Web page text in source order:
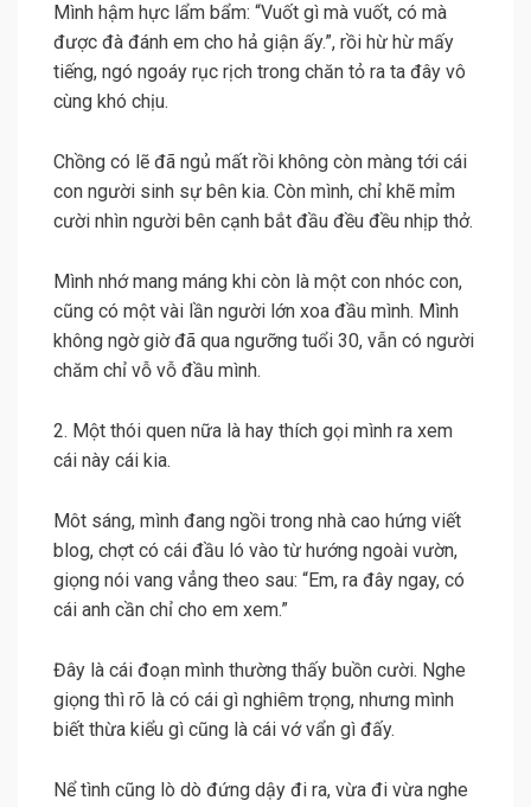
Mình hậm hực lẩm bẩm: “Vuốt gì mà vuốt, có mà
được đà đánh em cho hả giận ấy.”, rồi hừ hừ mấy
tiếng, ngó ngoáy rục rịch trong chăn tỏ ra ta đây vô
cùng khó chịu.
Chồng có lẽ đã ngủ mất rồi không còn màng tới cái
con người sinh sự bên kia. Còn mình, chỉ khẽ mỉm
cười nhìn người bên cạnh bắt đầu đều đều nhịp thở.
Mình nhớ mang máng khi còn là một con nhóc con,
cũng có một vài lần người lớn xoa đầu mình. Mình
không ngờ giờ đã qua ngưỡng tuổi 30, vẫn có người
chăm chỉ vỗ vỗ đầu mình.
2. Một thói quen nữa là hay thích gọi mình ra xem
cái này cái kia.
Môt sáng, mình đang ngồi trong nhà cao hứng viết
blog, chợt có cái đầu ló vào từ hướng ngoài vườn,
giọng nói vang vẳng theo sau: “Em, ra đây ngay, có
cái anh cần chỉ cho em xem.”
Đây là cái đoạn mình thường thấy buồn cười. Nghe
giọng thì rõ là có cái gì nghiêm trọng, nhưng mình
biết thừa kiểu gì cũng là cái vớ vẩn gì đấy.
Nể tình cũng lò dò đứng dậy đi ra, vừa đi vừa nghe